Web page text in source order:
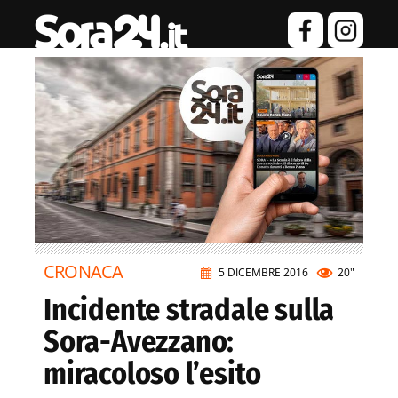
5 DICEMBRE 2016 20"
CRONACA
Incidente stradale sulla
Sora-Avezzano:
miracoloso l’esito